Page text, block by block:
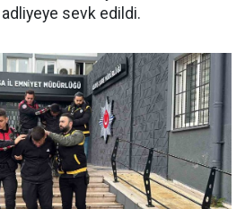
sevk edildi.